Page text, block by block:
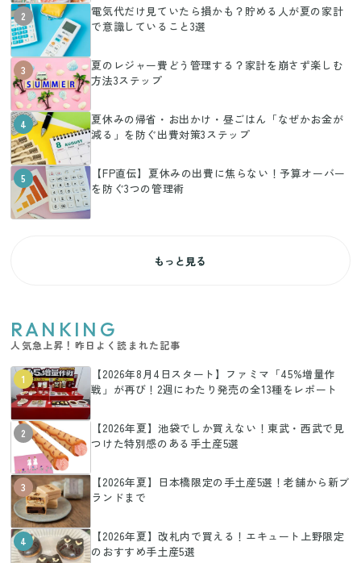
2
電気代だけ見ていたら損かも？貯める人が夏の家計
で意識していること3選
3
夏のレジャー費どう管理する？家計を崩さず楽しむ
方法3ステップ
4
夏休みの帰省・お出かけ・昼ごはん「なぜかお金が
減る」を防ぐ出費対策3ステップ
5
【FP直伝】夏休みの出費に焦らない！予算オーバー
を防ぐ3つの管理術
もっと見る
RANKING
人気急上昇！昨日よく読まれた記事
1
【2026年8月4日スタート】ファミマ「45%増量作
戦」が再び！2週にわたり発売の全13種をレポート
2
【2026年夏】池袋でしか買えない！東武・西武で見
つけた特別感のある手土産5選
3
【2026年夏】日本橋限定の手土産5選！老舗から新ブ
ランドまで
4
【2026年夏】改札内で買える！エキュート上野限定
のおすすめ手土産5選